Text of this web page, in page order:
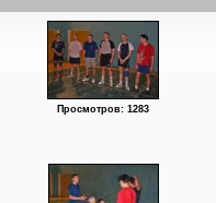
Просмотров: 1283